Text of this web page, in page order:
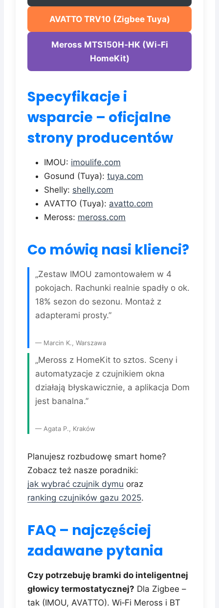
AVATTO TRV10 (Zigbee Tuya)
Meross MTS150H‑HK (Wi‑Fi
HomeKit)
Specyfikacje i
wsparcie – oficjalne
strony producentów
IMOU: imoulife.com
Gosund (Tuya): tuya.com
Shelly: shelly.com
AVATTO (Tuya): avatto.com
Meross: meross.com
Co mówią nasi klienci?
„Zestaw IMOU zamontowałem w 4
pokojach. Rachunki realnie spadły o ok.
18% sezon do sezonu. Montaż z
adapterami prosty.”
— Marcin K., Warszawa
„Meross z HomeKit to sztos. Sceny i
automatyzacje z czujnikiem okna
działają błyskawicznie, a aplikacja Dom
jest banalna.”
— Agata P., Kraków
Planujesz rozbudowę smart home?
Zobacz też nasze poradniki:
jak wybrać czujnik dymu oraz
ranking czujników gazu 2025.
FAQ – najczęściej
zadawane pytania
Czy potrzebuję bramki do inteligentnej
głowicy termostatycznej? Dla Zigbee –
tak (IMOU, AVATTO). Wi‑Fi Meross i BT